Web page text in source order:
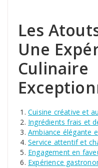
Les
Une
Culinaire
Cuisine créative et
Ingrédients frais et
Ambiance élégante
Service attentif et
Engagement en
Expérience